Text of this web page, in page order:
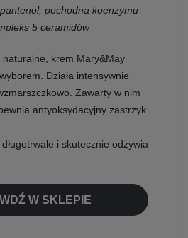
pochodna koenzymu
5 ceramidów
krem Mary&May
Działa intensywnie
Zawarty w nim
antyoksydacyjny zastrzyk
i skutecznie odżywia
W SKLEPIE